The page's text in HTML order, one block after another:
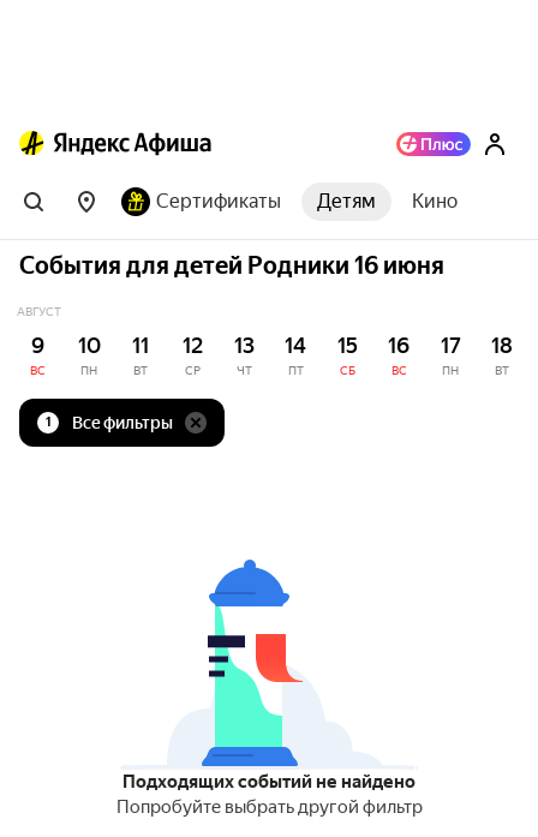
Сертификаты Детям Кино
События для детей Родники 16 июня
АВГУСТ
9
ВС
10
ПН
11
ВТ
12
СР
13
ЧТ
14
ПТ
15
СБ
16
ВС
17
ПН
18
ВТ
1 Все фильтры
Подходящих событий не найдено
Попробуйте выбрать другой фильтр